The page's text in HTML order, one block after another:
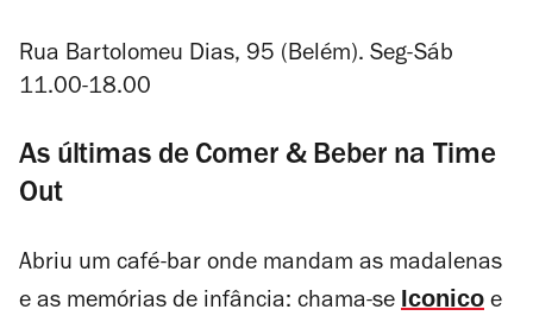
Rua Bartolomeu Dias, 95 (Belém). Seg-Sáb
11.00-18.00
As últimas de Comer & Beber na Time
Out
Abriu um café-bar onde mandam as madalenas
e as memórias de infância: chama-se Iconico e